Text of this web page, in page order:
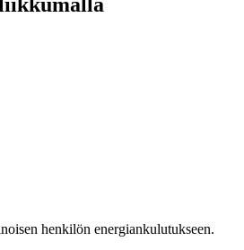
henkilön energiankulutukseen.